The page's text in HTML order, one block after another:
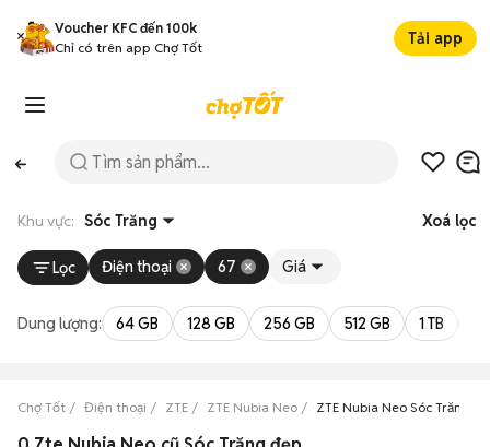
Voucher KFC đến 100k
Chỉ có trên app Chợ Tốt
Tải app
Khu vực: Sóc Trăng Xoá lọc
Lọc Điện thoại 67 Giá
Dung lượng: 64 GB 128 GB 256 GB 512 GB 1 TB
Chợ Tốt Điện thoại ZTE ZTE Nubia Neo ZTE Nubia Neo Sóc Trăng